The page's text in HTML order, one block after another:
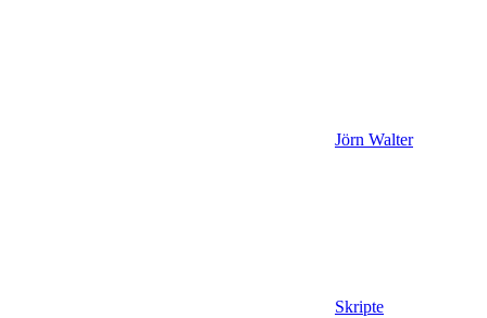
Jörn Walter
Skripte